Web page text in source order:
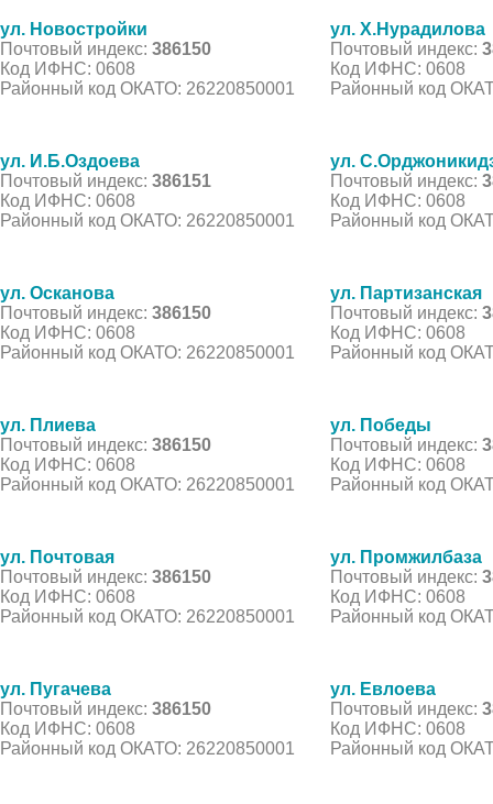
ул. Новостройки
Почтовый индекс: 386150
Код ИФНС: 0608
Районный код ОКАТО: 26220850001
ул. Х.Нурадилова
Почтовый индекс:
Код ИФНС: 0608
Районный код
ул. И.Б.Оздоева
Почтовый индекс: 386151
Код ИФНС: 0608
Районный код ОКАТО: 26220850001
ул.
Почтовый индекс:
Код ИФНС: 0608
Районный код
ул. Осканова
Почтовый индекс: 386150
Код ИФНС: 0608
Районный код ОКАТО: 26220850001
ул. Партизанская
Почтовый индекс:
Код ИФНС: 0608
Районный код
ул. Плиева
Почтовый индекс: 386150
Код ИФНС: 0608
Районный код ОКАТО: 26220850001
ул. Победы
Почтовый индекс:
Код ИФНС: 0608
Районный код
ул. Почтовая
Почтовый индекс: 386150
Код ИФНС: 0608
Районный код ОКАТО: 26220850001
ул. Промжилбаза
Почтовый индекс:
Код ИФНС: 0608
Районный код
ул. Пугачева
Почтовый индекс: 386150
Код ИФНС: 0608
Районный код ОКАТО: 26220850001
ул. Евлоева
Почтовый индекс:
Код ИФНС: 0608
Районный код